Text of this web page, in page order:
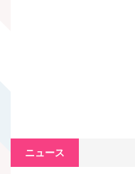
ニュース